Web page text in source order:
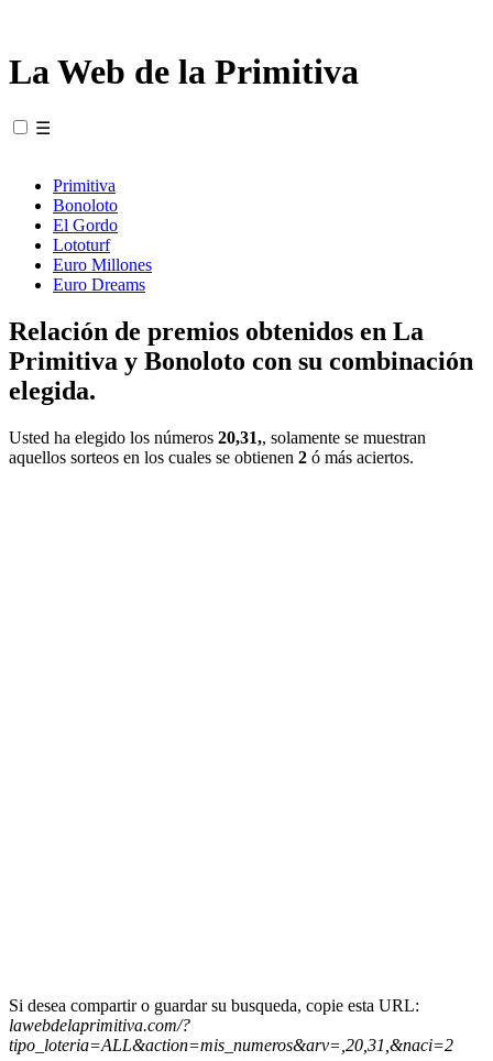
La Web de la Primitiva
☰
Primitiva
Bonoloto
El Gordo
Lototurf
Euro Millones
Euro Dreams
Relación de premios obtenidos en La
Primitiva y Bonoloto con su combinación
elegida.
Usted ha elegido los números 20,31,, solamente se muestran
aquellos sorteos en los cuales se obtienen 2 ó más aciertos.
Si desea compartir o guardar su busqueda, copie esta URL:
lawebdelaprimitiva.com/?
tipo_loteria=ALL&action=mis_numeros&arv=,20,31,&naci=2